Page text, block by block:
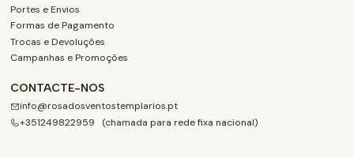
Portes e Envios
Formas de Pagamento
Trocas e Devoluções
Campanhas e Promoções
CONTACTE-NOS
info@rosadosventostemplarios.pt
+351249822959 (chamada para rede fixa nacional)